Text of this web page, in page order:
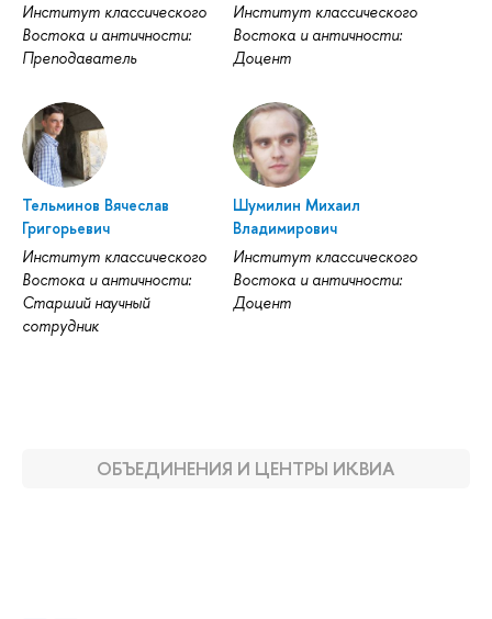
Институт классического
Востока и античности:
Преподаватель
Институт классического
Востока и античности:
Доцент
Тельминов Вячеслав
Григорьевич
Институт классического
Востока и античности:
Старший научный
сотрудник
Шумилин Михаил
Владимирович
Институт классического
Востока и античности:
Доцент
ОБЪЕДИНЕНИЯ И ЦЕНТРЫ ИКВИА